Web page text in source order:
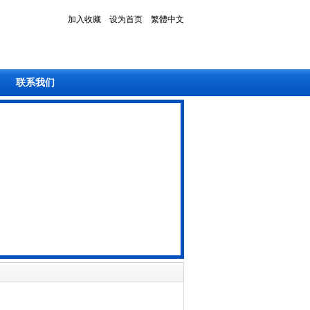
加入收藏 设为首页 繁體中文
联系我们